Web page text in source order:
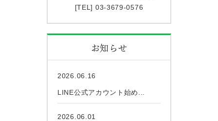
[TEL] 03-3679-0576
お知らせ
2026.06.16
LINE公式アカウント始め...
2026.06.01